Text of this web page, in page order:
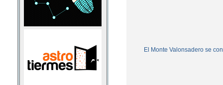
El Monte Valonsadero se